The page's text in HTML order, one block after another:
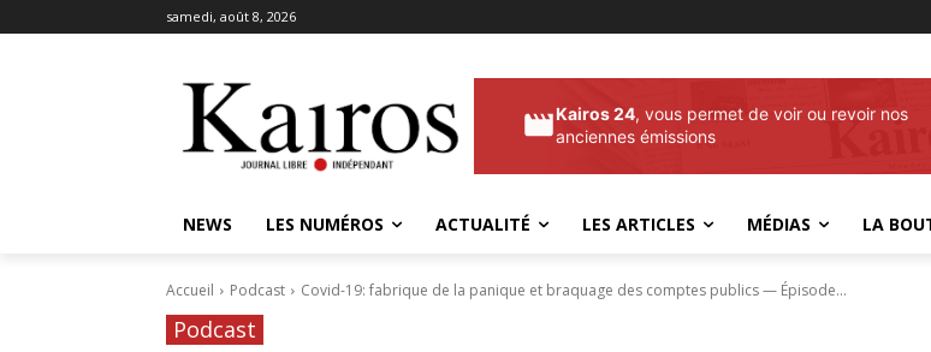
samedi, août 8, 2026
Kairos 24, vous permet de voir ou revoir nos
anciennes émissions
NEWS LES NUMÉROS ACTUALITÉ LES ARTICLES MÉDIAS LA
Accueil Podcast Covid-19: fabrique de la panique et braquage des comptes publics — Épisode...
Podcast